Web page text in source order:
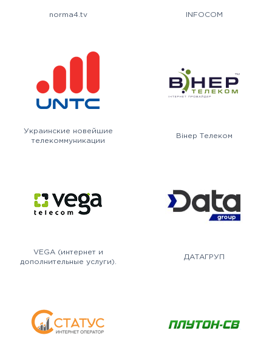
norma4.tv INFOCOM
Украинские новейшие
телекоммуникации
Вінер Телеком
VEGA (интернет и
дополнительные услуги).
ДАТАГРУП